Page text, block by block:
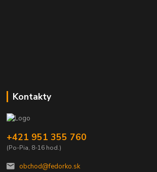
Kontakty
+421 951 355 760
(Po-Pia, 8-16 hod.)
obchod@fedorko.sk